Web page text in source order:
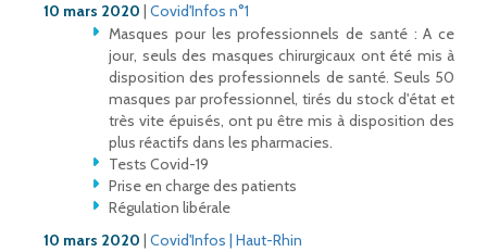
10 mars 2020 | Covid'Infos n°1
Masques pour les professionnels de santé : A ce
jour, seuls des masques chirurgicaux ont été mis à
disposition des professionnels de santé. Seuls 50
masques par professionnel, tirés du stock d'état et
très vite épuisés, ont pu être mis à disposition des
plus réactifs dans les pharmacies.
Tests Covid-19
Prise en charge des patients
Régulation libérale
10 mars 2020 | Covid'Infos | Haut-Rhin